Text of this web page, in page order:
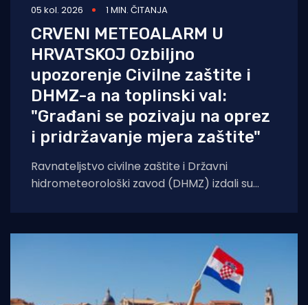
05 kol. 2026 1 MIN. ČITANJA
CRVENI METEOALARM U
HRVATSKOJ Ozbiljno
upozorenje Civilne zaštite i
DHMZ-a na toplinski val:
"Građani se pozivaju na oprez
i pridržavanje mjera zaštite"
Ravnateljstvo civilne zaštite i Državni
hidrometeorološki zavod (DHMZ) izdali su